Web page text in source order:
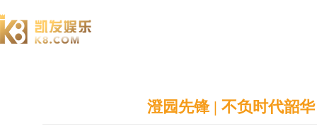
澄园先锋 | 不负时代韶